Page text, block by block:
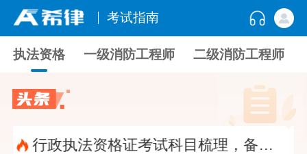
考试指南
执法资格 一级消防工程师 二级消防工程师
行政执法资格证考试科目梳理，备考题库选择指南?